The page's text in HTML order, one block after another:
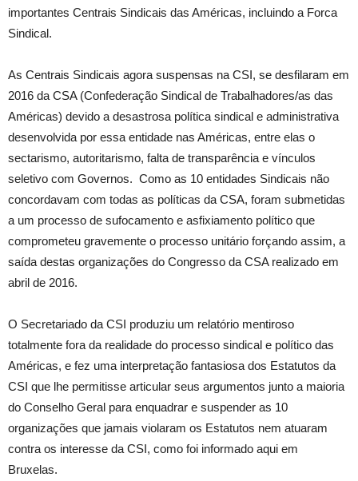
importantes Centrais Sindicais das Américas, incluindo a Forca
Sindical.
As Centrais Sindicais agora suspensas na CSI, se desfilaram em
2016 da CSA (Confederação Sindical de Trabalhadores/as das
Américas) devido a desastrosa política sindical e administrativa
desenvolvida por essa entidade nas Américas, entre elas o
sectarismo, autoritarismo, falta de transparência e vínculos
seletivo com Governos. Como as 10 entidades Sindicais não
concordavam com todas as políticas da CSA, foram submetidas
a um processo de sufocamento e asfixiamento político que
comprometeu gravemente o processo unitário forçando assim, a
saída destas organizações do Congresso da CSA realizado em
abril de 2016.
O Secretariado da CSI produziu um relatório mentiroso
totalmente fora da realidade do processo sindical e político das
Américas, e fez uma interpretação fantasiosa dos Estatutos da
CSI que lhe permitisse articular seus argumentos junto a maioria
do Conselho Geral para enquadrar e suspender as 10
organizações que jamais violaram os Estatutos nem atuaram
contra os interesse da CSI, como foi informado aqui em
Bruxelas.